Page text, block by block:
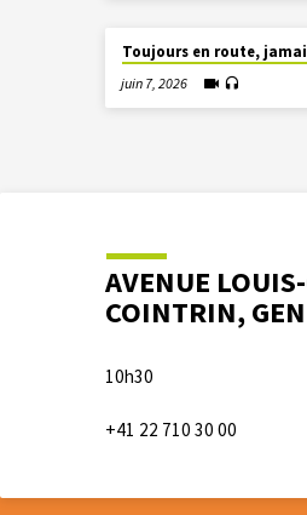
Toujours en route,
juin 7, 2026
AVENUE
COINTRIN,
10h30
+41 22 710 30 00